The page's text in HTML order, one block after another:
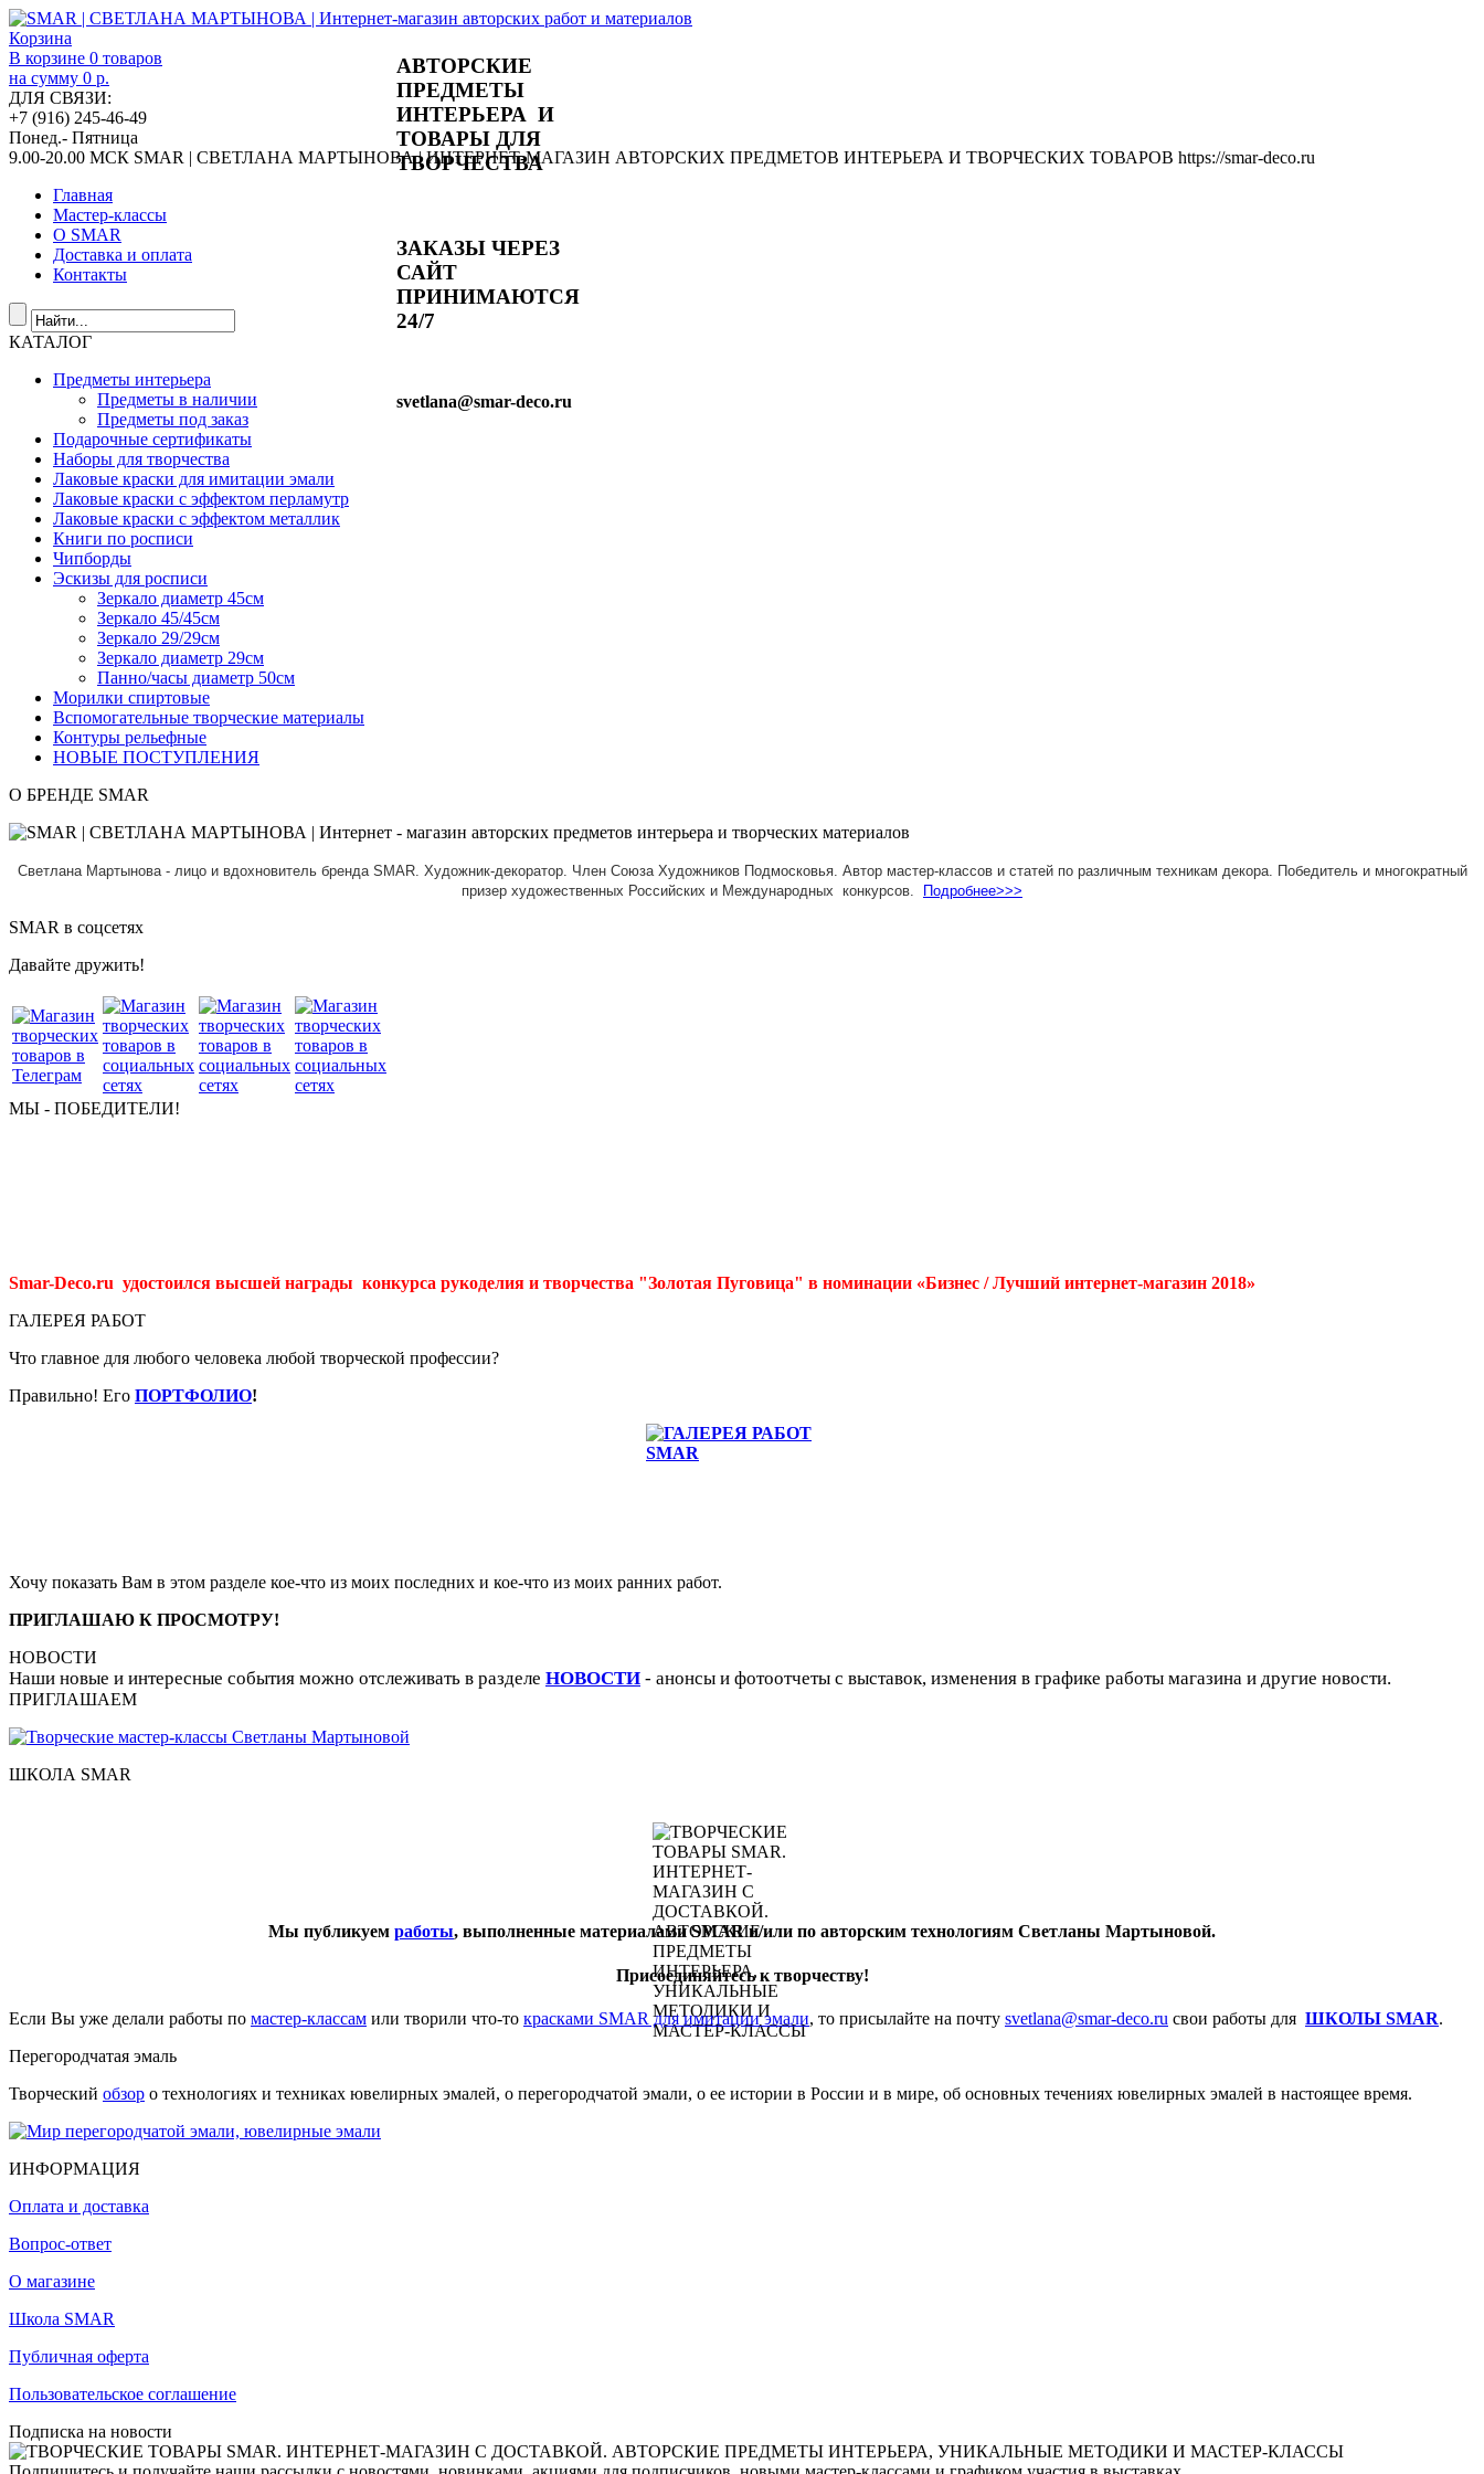
АВТОРСКИЕ
ПРЕДМЕТЫ
ИНТЕРЬЕРА И
ТОВАРЫ ДЛЯ
ТВОРЧЕСТВА
ЗАКАЗЫ ЧЕРЕЗ
САЙТ
ПРИНИМАЮТСЯ
24/7
svetlana@smar-deco.ru
Корзина
В корзине 0 товаров
на сумму 0 р.
ДЛЯ СВЯЗИ:
+7 (916) 245-46-49
Понед.- Пятница
9.00-20.00 МСК SMAR | СВЕТЛАНА МАРТЫНОВА | ИНТЕРНЕТ-МАГАЗИН АВТОРСКИХ ПРЕДМЕТОВ ИНТЕРЬЕРА И ТВОРЧЕСКИХ ТОВАРОВ https://smar-deco.ru
Главная
Мастер-классы
О SMAR
Доставка и оплата
Контакты
КАТАЛОГ
Предметы интерьера
Предметы в наличии
Предметы под заказ
Подарочные сертификаты
Наборы для творчества
Лаковые краски для имитации эмали
Лаковые краски с эффектом перламутр
Лаковые краски с эффектом металлик
Книги по росписи
Чипборды
Эскизы для росписи
Зеркало диаметр 45см
Зеркало 45/45см
Зеркало 29/29см
Зеркало диаметр 29см
Панно/часы диаметр 50см
Морилки спиртовые
Вспомогательные творческие материалы
Контуры рельефные
НОВЫЕ ПОСТУПЛЕНИЯ
О БРЕНДЕ SMAR
Светлана Мартынова - лицо и вдохновитель бренда SMAR. Художник-декоратор. Член Союза Художников Подмосковья. Автор мастер-классов и статей по различным техникам декора. Победитель и многократный
призер художественных Российских и Международных конкурсов.
Подробнее>>>
SMAR в соцсетях
Давайте дружить!
МЫ - ПОБЕДИТЕЛИ!
Smar-Deco.ru удостоился высшей награды конкурса рукоделия и творчества "Золотая Пуговица" в номинации «Бизнес / Лучший интернет-магазин 2018»
ГАЛЕРЕЯ РАБОТ
Что главное для любого человека любой творческой профессии?
Правильно! Его ПОРТФОЛИО!
Хочу показать Вам в этом разделе кое-что из моих последних и кое-что из моих ранних работ.
ПРИГЛАШАЮ К ПРОСМОТРУ!
НОВОСТИ
Наши новые и интересные события можно отслеживать в разделе НОВОСТИ - анонсы и фотоотчеты с выставок, изменения в графике работы магазина и другие новости.
ПРИГЛАШАЕМ
ШКОЛА SMAR
Мы публикуем работы, выполненные материалами SMAR и/или по авторским технологиям Светланы Мартыновой.
Присоединяйтесь к творчеству!
Если Вы уже делали работы по мастер-классам или творили что-то красками SMAR для имитации эмали, то присылайте на почту svetlana@smar-deco.ru свои работы для ШКОЛЫ SMAR.
Перегородчатая эмаль
Творческий обзор о технологиях и техниках ювелирных эмалей, о перегородчатой эмали, о ее истории в России и в мире, об основных течениях ювелирных эмалей в настоящее время.
ИНФОРМАЦИЯ
Оплата и доставка
Вопрос-ответ
О магазине
Школа SMAR
Публичная оферта
Пользовательское соглашение
Подписка на новости